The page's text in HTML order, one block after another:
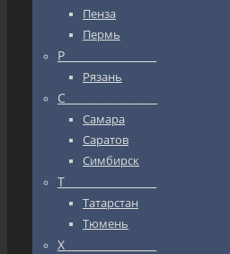
Пенза
Пермь
Р_________________
Рязань
С_________________
Самара
Саратов
Симбирск
Т_________________
Татарстан
Тюмень
Х_________________